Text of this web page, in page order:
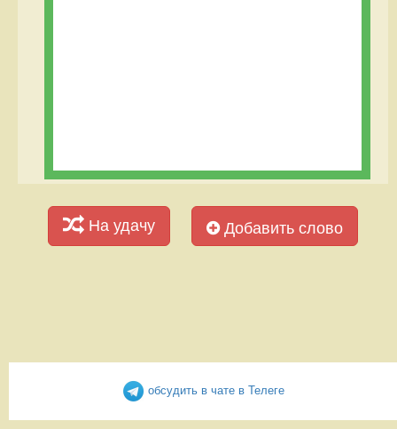
На удачу Добавить слово
обсудить в чате в Телеге